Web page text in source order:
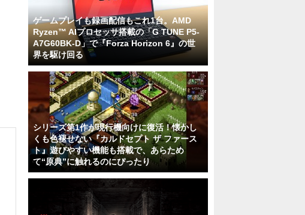
ゲームプレイも録画配信もこれ1台。AMD
Ryzen™ AIプロセッサ搭載の「G TUNE P5-
A7G60BK-D」で『Forza Horizon 6』の世
界を駆け回る
シリーズ第1作が現行機向けに復活！懐かし
くも色褪せない『カルドセプト ザ ファース
ト』遊びやすい機能も搭載で、あらため
て“原典”に触れるのにぴったり